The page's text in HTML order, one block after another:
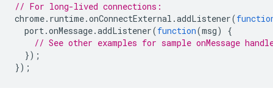
// For long-lived connections:
chrome. runtime.onConnectExternal .addListener(
port.onMessage.addListener(function(msg)
{
// See other examples for sample onMessage
});
});